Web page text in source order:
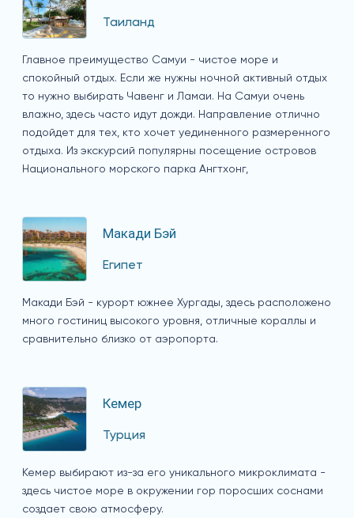
Таиланд
Главное преимущество Самуи - чистое море и
спокойный отдых. Если же нужны ночной активный отдых
то нужно выбирать Чавенг и Ламаи. На Самуи очень
влажно, здесь часто идут дожди. Направление отлично
подойдет для тех, кто хочет уединенного размеренного
отдыха. Из экскурсий популярны посещение островов
Национального морского парка Ангтхонг,
Макади Бэй
Египет
Макади Бэй - курорт южнее Хургады, здесь расположено
много гостиниц высокого уровня, отличные кораллы и
сравнительно близко от аэропорта.
Кемер
Турция
Кемер выбирают из-за его уникального микроклимата -
здесь чистое море в окружении гор поросших соснами
создает свою атмосферу.